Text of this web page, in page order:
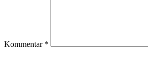
Kommentar *